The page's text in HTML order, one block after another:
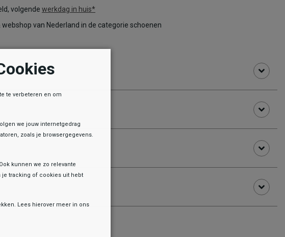
volgende werkdag in huis*
van Nederland in de categorie schoenen
te verbeteren en om
we jouw internetgedrag
zoals je browsergegevens.
kunnen we zo relevante
je tracking of cookies uit hebt
Lees hierover meer in ons